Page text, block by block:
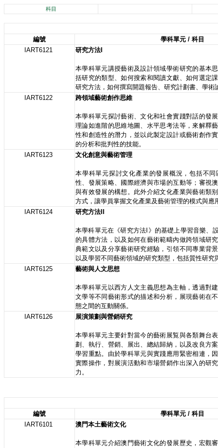
科目
編號
學科單元 / 科目
IART6121
研究方法I
本學科單元講授藝術及設計領域學術研究的基本
括研究的類型、如何搜索和閱讀文獻、如何選定
研究方法，如何撰寫開題報告、研究計劃書、學術
IART6122
跨領域藝術創作思維
本學科單元探討藝術、文化和社會實踐對話的發
理論如進階的思維地圖、水平思考法等，來解釋
性和創造性的潛力，並以此製定設計或藝術創作
的分析和批判性的技能。
IART6123
文化創意與藝術管理
本學科單元探討文化產業的發展概況，包括不
性、發展策略、國際經濟與市場的互動等；審視
與有效發展的構想。此外介紹文化產業與藝術類
方式，讓學員掌握文化產業及藝術管理的模式與應
IART6124
研究方法II
本學科單元在《研究方法I》的基礎上學習音樂、
的具體方法，以及如何在藝術範疇內做跨領域研
典範文以及分享藝術研究經驗，引領不同專業背
以及學習不同藝術領域的研究類型，包括質性研究
IART6125
藝術與人文思想
本學科單元以西方人文主義思想為主軸，透過對
文學等不同藝術形式的描述和分析，展現藝術在
態之間的互動關係。
IART6126
展演策劃與營銷研究
本學科單元主要針對當今的藝術展覧與各類舞台
劃、執行、營銷、展出、總結歸納，以及改良方
學習重點。由於學科單元與實踐應用緊密相連，
實際操作，對展演活動和市場營銷作出深入的研
力。
編號
學科單元 / 科目
IART6101
澳門本土藝術文化
本學科單元介紹澳門藝術文化的發展歷史，宏觀